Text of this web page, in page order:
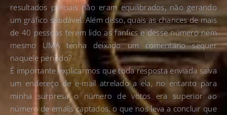
resultados parciais não eram equilibrados, não gerando
um gráfico saudável. Além disso, quais as chances de mais
de 40 pessoas terem lido as fanfics e desse número nem
mesmo UMA tenha deixado um comentário sequer
naquele período?
É importante explicarmos que toda resposta enviada salva
um endereço de e-mail atrelado a ela, no entanto para
minha surpresa o número de votos era superior ao
número de emails captados, o que nos leva a concluir que